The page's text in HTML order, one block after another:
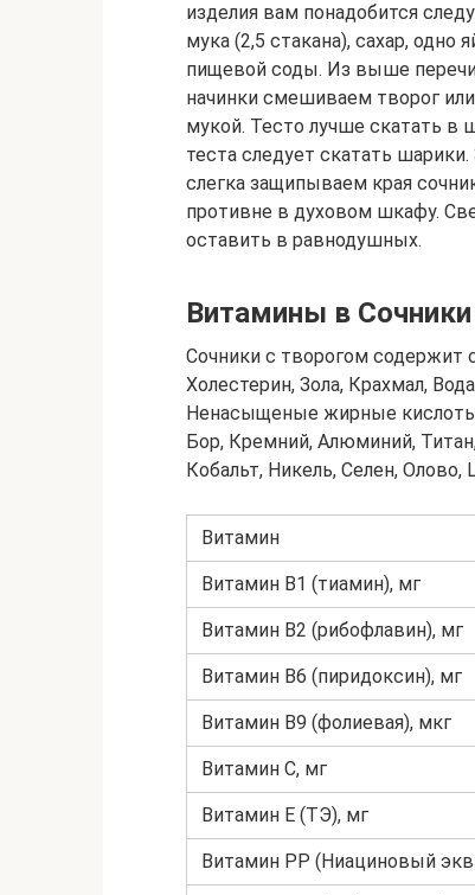
изделия вам понадобится
мука (2,5 стакана), сахар,
пищевой соды. Из выше
начинки смешиваем творог
мукой. Тесто лучше скатать в
теста следует скатать
слегка защипываем края
противне в духовом шкафу.
оставить в равнодушных.
Витамины в
Сочники с творогом
Холестерин, Зола, Крахмал,
Ненасыщеные жирные
Бор, Кремний, Алюминий,
Кобальт, Никель, Селен, Олово,
Витамин
Витамин B1 (тиамин), мг
Витамин B2 (рибофлавин), мг
Витамин B6 (пиридоксин), мг
Витамин B9 (фолиевая), мкг
Витамин C, мг
Витамин E (ТЭ), мг
Витамин PP (Ниациновый